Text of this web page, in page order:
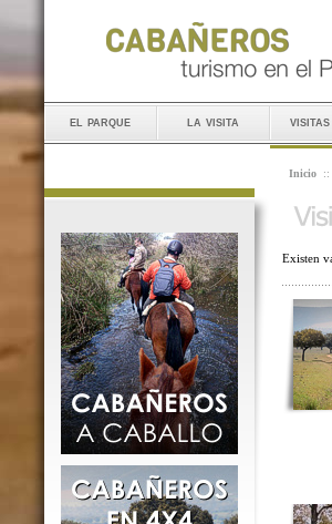
el parque la visita
Inicio ::
Existen